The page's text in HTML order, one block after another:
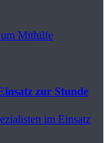
um Mithilfe
zur Stunde
im Einsatz